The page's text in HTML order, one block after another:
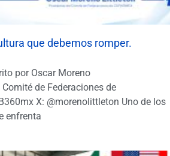
que debemos romper.
por Oscar Moreno
de Federaciones de
X: @morenolittleton Uno de los
enfrenta